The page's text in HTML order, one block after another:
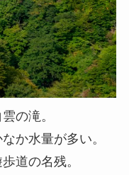
の滝。
か水量が多い。
道の名残。